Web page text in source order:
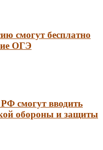
смогут бесплатно
ОГЭ
смогут вводить
обороны и защиты